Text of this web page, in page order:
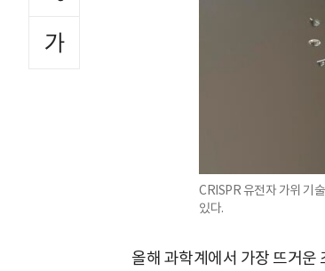
CRISPR 유전자 가위 기
있다.
올해 과학계에서 가장 뜨거운